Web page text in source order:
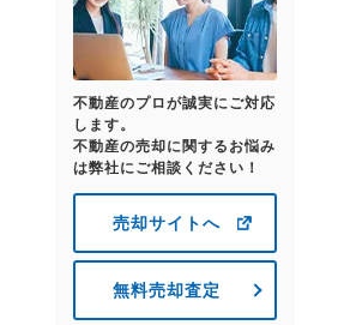
不動産のプロが誠実にご対応
します。
不動産の売却に関するお悩み
は弊社にご相談ください！
売却サイトへ
無料売却査定